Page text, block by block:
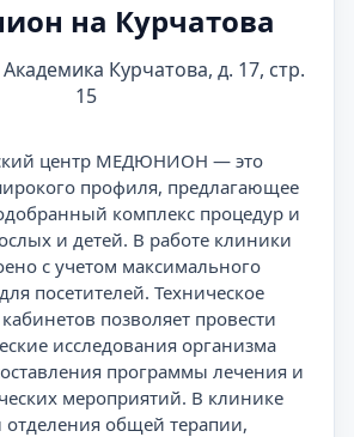
на Курчатова
Курчатова, д. 17, стр.
15
центр МЕДЮНИОН — это
профиля, предлагающее
комплекс процедур и
и детей. В работе клиники
с учетом максимального
посетителей. Техническое
позволяет провести
исследования организма
программы лечения и
мероприятий. В клинике
отделения общей терапии,